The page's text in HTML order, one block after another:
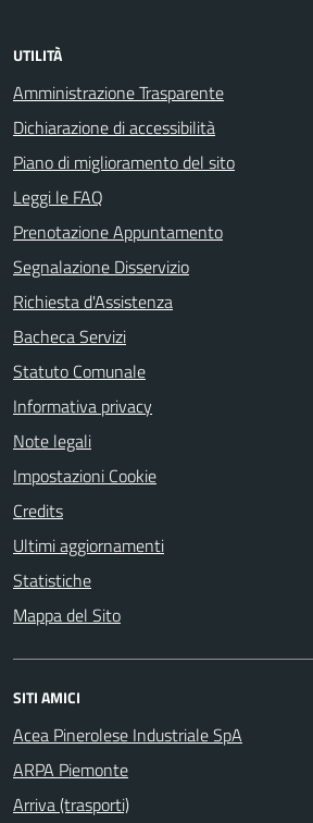
UTILITÀ
Amministrazione Trasparente
Dichiarazione di accessibilità
Piano di miglioramento del sito
Leggi le FAQ
Prenotazione Appuntamento
Segnalazione Disservizio
Richiesta d'Assistenza
Bacheca Servizi
Statuto Comunale
Informativa privacy
Note legali
Impostazioni Cookie
Credits
Ultimi aggiornamenti
Statistiche
Mappa del Sito
SITI AMICI
Acea Pinerolese Industriale SpA
ARPA Piemonte
Arriva (trasporti)